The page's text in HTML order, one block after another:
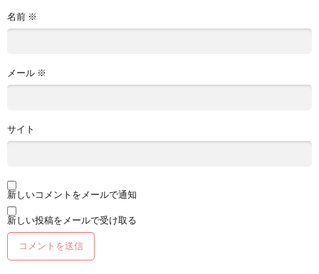
名前 ※
メール ※
サイト
新しいコメントをメールで通知
新しい投稿をメールで受け取る